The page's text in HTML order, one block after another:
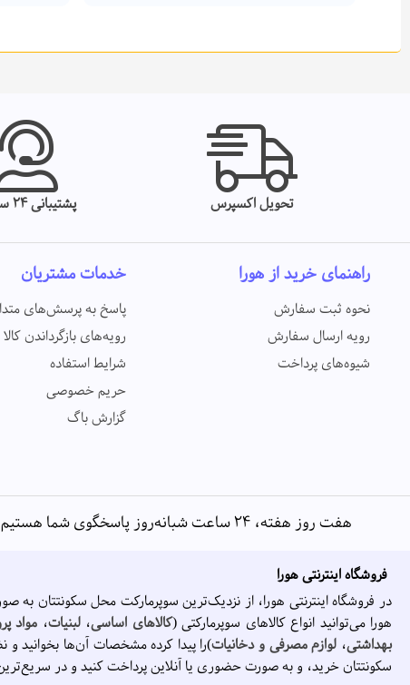
تحویل اکسپرس پشتیبانی 24 ساعته
راهنمای خرید از هورا
نحوه ثبت سفارش
رویه ارسال سفارش
شیوه‌های پرداخت
خدمات مشتریان
پاسخ به پرسش‌های
رویه‌های بازگرداندن کالا
شرایط استفاده
حریم خصوصی
گزارش باگ
هفت روز هفته، ۲۴ ساعت شبانه‌روز پاسخگوی شما هستیم
فروشگاه اینترنتی هورا
در فروشگاه اینترنتی هورا، از نزدیک‌ترین سوپرمارکت محل سکونتتان به
هورا می‌توانید انواع کالاهای سوپرمارکتی (کالاهای اساسی،لبنیات، مواد
بهداشتی، لوازم مصرفی و دخانیات)را پیدا کرده مشخصات آن‌ها بخوانید و
سکونتتان خرید، و به صورت حضوری یا آنلاین پرداخت کنید و در